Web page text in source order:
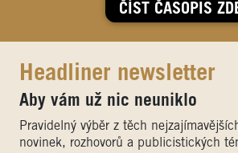
ČÍST ČASOPIS
Headliner newsletter
Aby vám už nic neuniklo
Pravidelný výběr z těch
novinek, rozhovorů a publicistických